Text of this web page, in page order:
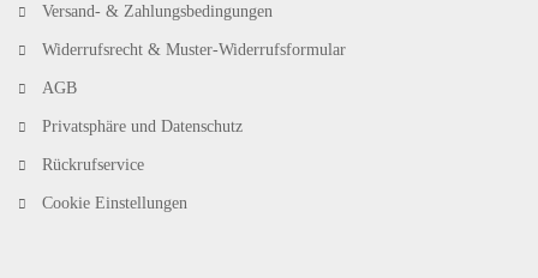
Versand- & Zahlungsbedingungen
Widerrufsrecht & Muster-Widerrufsformular
AGB
Privatsphäre und Datenschutz
Rückrufservice
Cookie Einstellungen